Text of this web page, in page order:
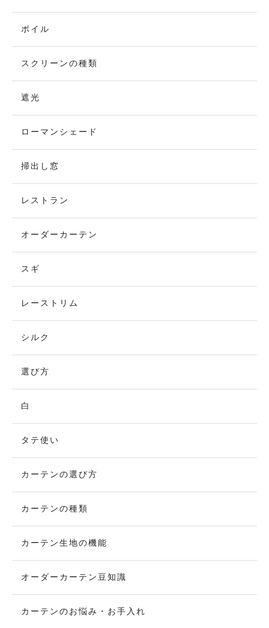
ボイル
スクリーンの種類
遮光
ローマンシェード
掃出し窓
レストラン
オーダーカーテン
スギ
レーストリム
シルク
選び方
白
タテ使い
カーテンの選び方
カーテンの種類
カーテン生地の機能
オーダーカーテン豆知識
カーテンのお悩み・お手入れ